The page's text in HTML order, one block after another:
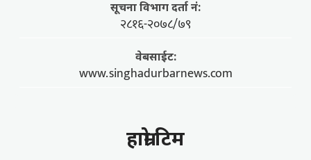
सूचना विभाग दर्ता नं:
२८१६-२०७८/७९
वेबसाईट:
www.singhadurbarnews.com
हाम्राे टिम